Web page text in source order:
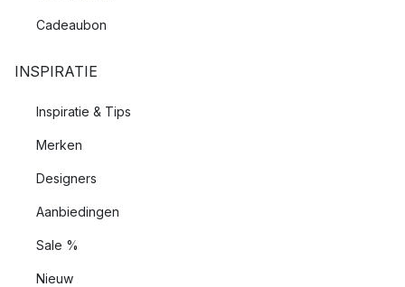
Cadeaubon
INSPIRATIE
Inspiratie & Tips
Merken
Designers
Aanbiedingen
Sale %
Nieuw